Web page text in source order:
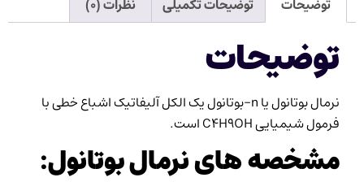
توضیحات توضیحات تکمیلی نظرات (۰)
توضیحات
نرمال بوتانول یا n-بوتانول یک الکل آلیفاتیک اشباع خطی با
فرمول شیمیایی C4H9OH است.
مشخصه های نرمال بوتانول: